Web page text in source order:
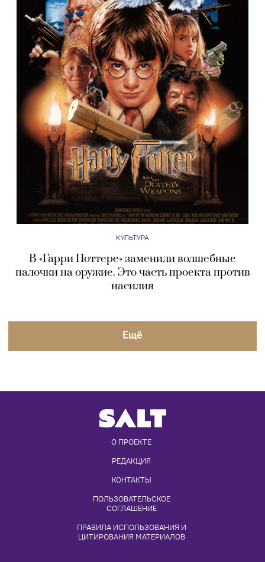
КУЛЬТУРА
В «Гарри Поттере» заменили волшебные
палочки на оружие. Это часть проекта против
насилия
Eщё
О ПРОЕКТЕ
РЕДАКЦИЯ
КОНТАКТЫ
ПОЛЬЗОВАТЕЛЬСКОЕ
СОГЛАШЕНИЕ
ПРАВИЛА ИСПОЛЬЗОВАНИЯ И
ЦИТИРОВАНИЯ МАТЕРИАЛОВ